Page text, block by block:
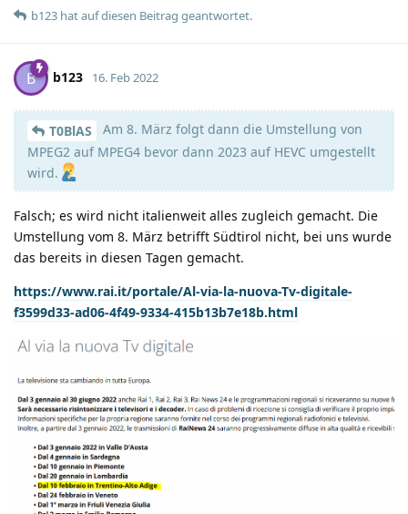
b123 hatauf diesen Beitrag geantwortet.
B b123 16. Feb 2022
T0BlAS
Am 8. März folgt dann die Umstellung von
MPEG2 auf MPEG4 bevor dann 2023 auf HEVC umgestellt
wird.
Falsch; es wird nicht italienweit alles zugleich gemacht. Die
Umstellung vom 8. März betrifft Südtirol nicht, bei uns wurde
das bereits in diesen Tagen gemacht.
https://www.rai.it/portale/Al-via-la-nuova-Tv-digitale-
f3599d33-ad06-4f49-9334-415b13b7e18b.html